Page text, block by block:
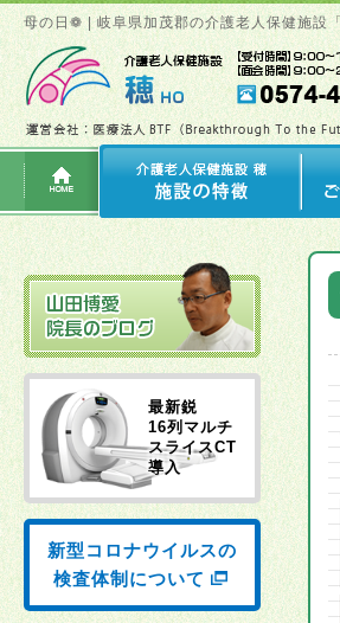
母の日❁ | 岐阜県加茂郡の介護老人保健施設
最新鋭
16列マルチ
スライスCT
導入
新型コロナウイルスの
検査体制について